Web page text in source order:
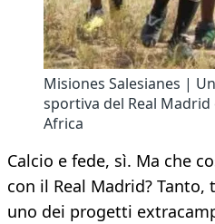
Misiones Salesianes |
sportiva del Real Madrid
Africa
Calcio e fede, sì. Ma che
con il Real Madrid?
uno dei progetti